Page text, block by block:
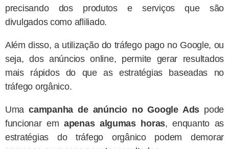
precisando dos produtos e serviços que são
divulgados como afliliado.
Além disso, a utilização do tráfego pago no Google, ou
seja, dos anúncios online, permite gerar resultados
mais rápidos do que as estratégias baseadas no
tráfego orgânico.
Umacampanha de anúncio no Google Ads pode
funcionar em apenas algumas horas, enquanto as
estratégias do tráfego orgânico podem demorar